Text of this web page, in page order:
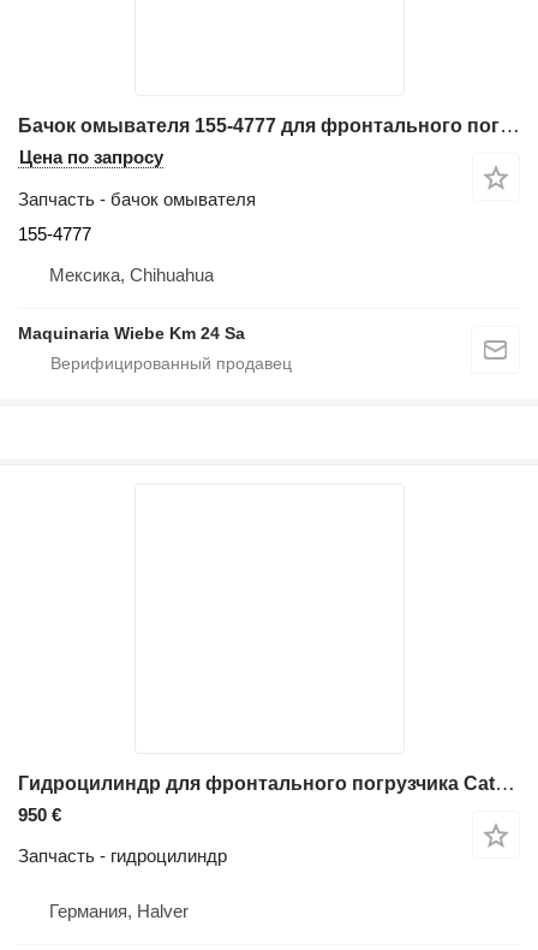
Бачок омывателя 155-4777 для фронтального погрузчика Caterpillar 966G
Цена по запросу
Запчасть - бачок омывателя
155-4777
Мексика, Chihuahua
Maquinaria Wiebe Km 24 Sa
Гидроцилиндр для фронтального погрузчика Caterpillar 907 H
950 €
Запчасть - гидроцилиндр
Германия, Halver